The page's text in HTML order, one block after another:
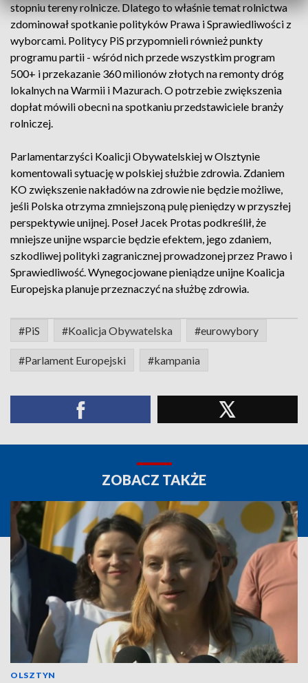
stopniu tereny rolnicze. Dlatego to właśnie temat rolnictwa
zdominował spotkanie polityków Prawa i Sprawiedliwości z
wyborcami. Politycy PiS przypomnieli również punkty
programu partii - wśród nich przede wszystkim program
500+ i przekazanie 360 milionów złotych na remonty dróg
lokalnych na Warmii i Mazurach. O potrzebie zwiększenia
dopłat mówili obecni na spotkaniu przedstawiciele branży
rolniczej.
Parlamentarzyści Koalicji Obywatelskiej w Olsztynie
komentowali sytuację w polskiej służbie zdrowia. Zdaniem
KO zwiększenie nakładów na zdrowie nie będzie możliwe,
jeśli Polska otrzyma zmniejszoną pulę pieniędzy w przyszłej
perspektywie unijnej. Poseł Jacek Protas podkreślił, że
mniejsze unijne wsparcie będzie efektem, jego zdaniem,
szkodliwej polityki zagranicznej prowadzonej przez Prawo i
Sprawiedliwość. Wynegocjowane pieniądze unijne Koalicja
Europejska planuje przeznaczyć na służbę zdrowia.
#PiS #Koalicja Obywatelska #eurowybory
#Parlament Europejski #kampania
ZOBACZ TAKŻE
OLSZTYN